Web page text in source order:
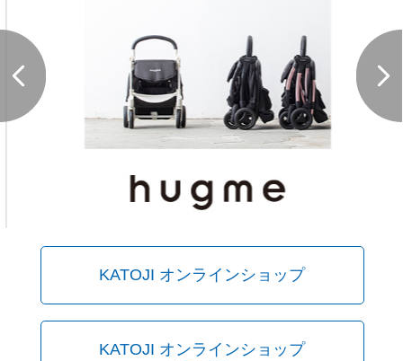
オフィシャルFacebook
オフィシャルInstagram
× 閉じる
KATOJI オンラインショップ
KATOJI オンラインショップ